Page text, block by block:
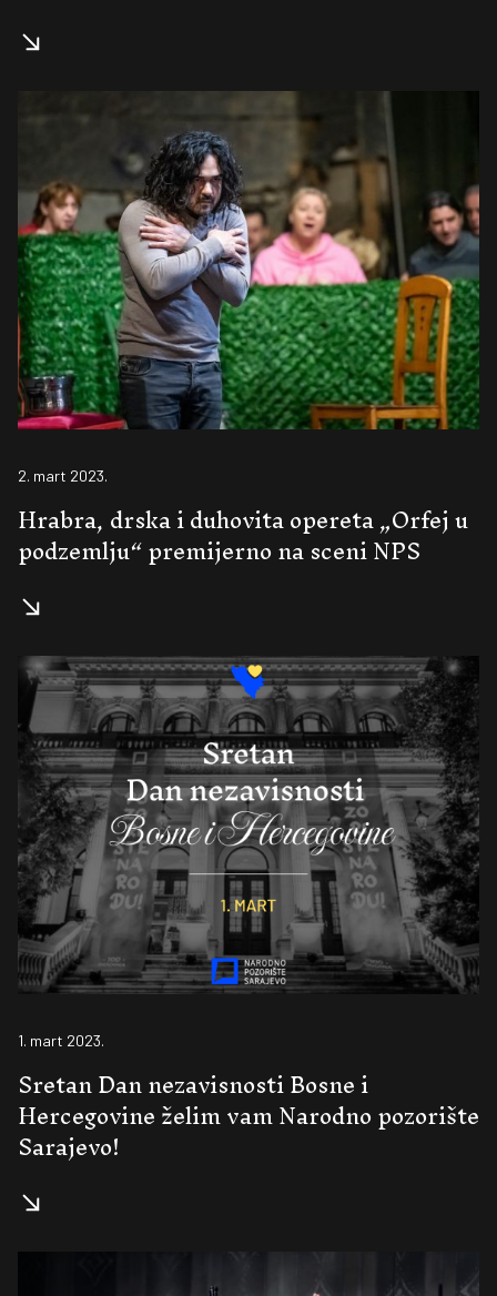
2. mart 2023.
Hrabra, drska i duhovita opereta „Orfej u
podzemlju“ premijerno na sceni NPS
1. mart 2023.
Sretan Dan nezavisnosti Bosne i
Hercegovine želim vam Narodno pozorište
Sarajevo!